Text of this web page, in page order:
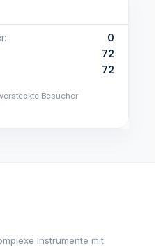
0
72
72
Besucher
Instrumente mit